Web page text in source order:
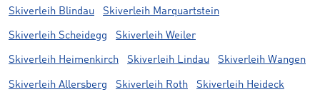
Skiverleih Blindau Skiverleih Marquartstein
Skiverleih Scheidegg Skiverleih Weiler
Skiverleih Heimenkirch Skiverleih Lindau Skiverleih Wangen
Skiverleih Allersberg Skiverleih Roth Skiverleih Heideck